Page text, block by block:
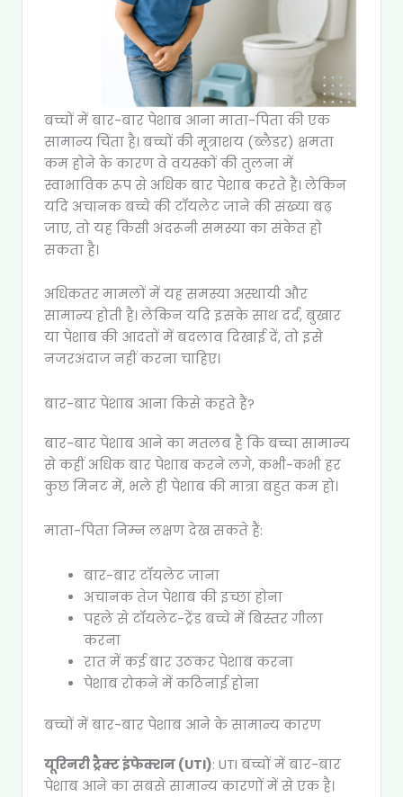
बच्चों में बार-बार पेशाब आना माता-पिता की एक
सामान्य चिंता है। बच्चों की मूत्राशय (ब्लैडर) क्षमता
कम होने के कारण वे वयस्कों की तुलना में
स्वाभाविक रूप से अधिक बार पेशाब करते हैं। लेकिन
यदि अचानक बच्चे की टॉयलेट जाने की संख्या बढ़
जाए, तो यह किसी अंदरूनी समस्या का संकेत हो
सकता है।
अधिकतर मामलों में यह समस्या अस्थायी और
सामान्य होती है। लेकिन यदि इसके साथ दर्द, बुखार
या पेशाब की आदतों में बदलाव दिखाई दें, तो इसे
नजरअंदाज नहीं करना चाहिए।
बार-बार पेशाब आना किसे कहते हैं?
बार-बार पेशाब आने का मतलब है कि बच्चा सामान्य
से कहीं अधिक बार पेशाब करने लगे, कभी-कभी हर
कुछ मिनट में, भले ही पेशाब की मात्रा बहुत कम हो।
माता-पिता निम्न लक्षण देख सकते हैं:
बार-बार टॉयलेट जाना
अचानक तेज पेशाब की इच्छा होना
पहले से टॉयलेट-ट्रेंड बच्चे में बिस्तर गीला
करना
रात में कई बार उठकर पेशाब करना
पेशाब रोकने में कठिनाई होना
बच्चों में बार-बार पेशाब आने के सामान्य कारण
यूरिनरी ट्रैक्ट इंफेक्शन (UTI): UTI बच्चों में बार-बार
पेशाब आने का सबसे सामान्य कारणों में से एक है।